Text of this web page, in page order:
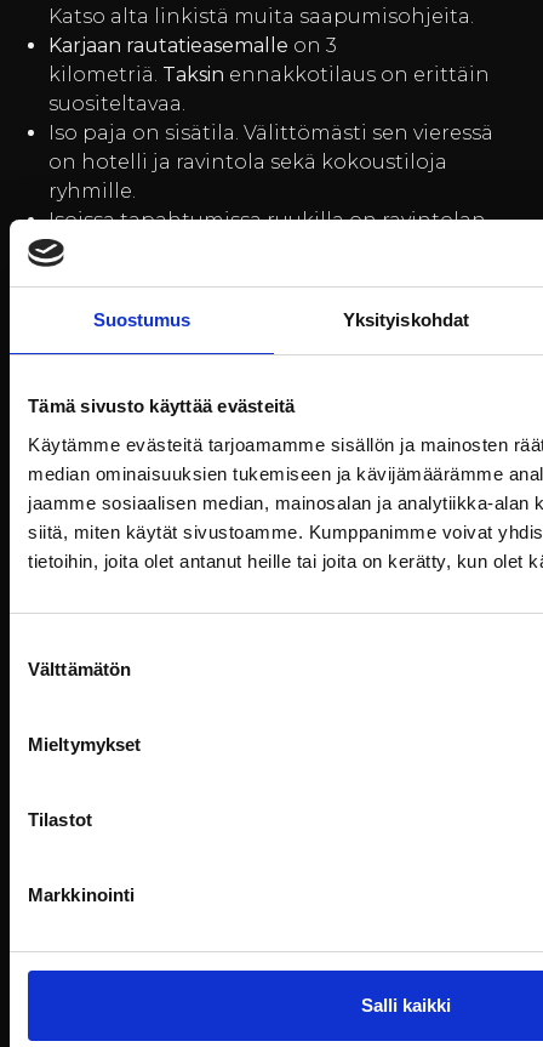
Suostumus Yksityiskohdat
Tämä sivusto käyttää evästeitä
Käytämme evästeitä tarjoamamme sisällön ja mainosten
median ominaisuuksien tukemiseen ja kävijämäärämme
jaamme sosiaalisen median, mainosalan ja analytiikka-alan
siitä, miten käytät sivustoamme. Kumppanimme voivat
tietoihin, joita olet antanut heille tai joita on kerätty, kun olet
valinta
Välttämätön
Mieltymykset
Tilastot
Markkinointi
Salli kaikki
Katso alta linkistä muita saapumisohjeita.
Karjaan rautatieasemalle on 3
kilometriä. Taksin ennakkotilaus on erittäin
suositeltavaa.
Iso paja on sisätila. Välittömästi sen vieressä
on hotelli ja ravintola sekä kokoustiloja
ryhmille.
Isoissa tapahtumissa ruukilla on ravintolan
lisäksi myös muita
, ellei toisin
ravintolatuoleja. Vain henkilökunta saa
siirrellä tuoleja.
PyörätuolillaIsoon pajan saliin pääsee
helposti, tilassa on myös kynnyksetön WC.
Saapuminen